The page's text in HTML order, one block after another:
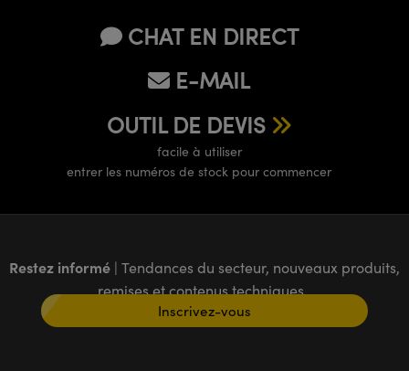
CHAT EN DIRECT
E-MAIL
OUTIL DE DEVIS
facile à utiliser
entrer les numéros de stock pour commencer
Restez informé | Tendances du secteur, nouveaux produits,
remises et contenus techniques
Inscrivez-vous